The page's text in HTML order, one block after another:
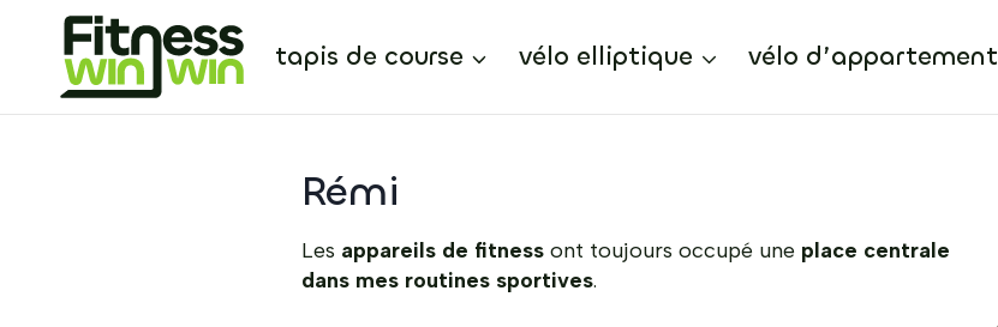
contenu
tapis de course vélo elliptique vélo d’appartement
Rémi
Les appareils de fitness ont toujours occupé une place centrale
dans mes routines sportives.